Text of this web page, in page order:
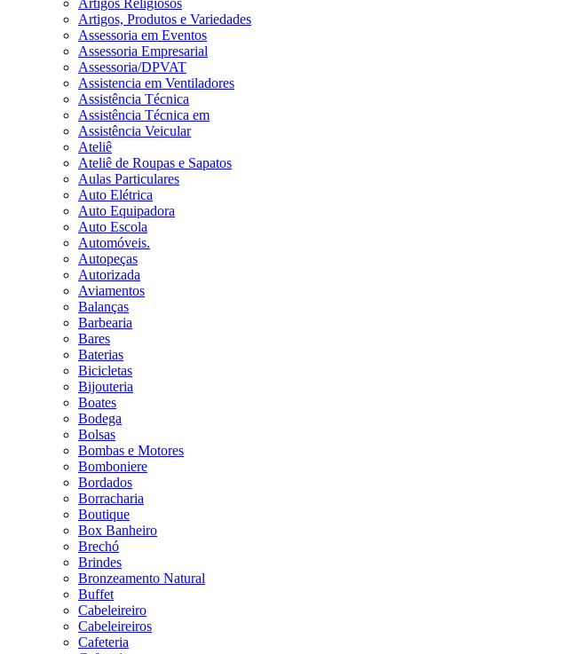
Artigos Religiosos
Artigos, Produtos e Variedades
Assessoria em Eventos
Assessoria Empresarial
Assessoria/DPVAT
Assistencia em Ventiladores
Assistência Técnica
Assistência Técnica em
Assistência Veicular
Ateliê
Ateliê de Roupas e Sapatos
Aulas Particulares
Auto Elétrica
Auto Equipadora
Auto Escola
Automóveis.
Autopeças
Autorizada
Aviamentos
Balanças
Barbearia
Bares
Baterias
Bicicletas
Bijouteria
Boates
Bodega
Bolsas
Bombas e Motores
Bomboniere
Bordados
Borracharia
Boutique
Box Banheiro
Brechó
Brindes
Bronzeamento Natural
Buffet
Cabeleireiro
Cabeleireiros
Cafeteria